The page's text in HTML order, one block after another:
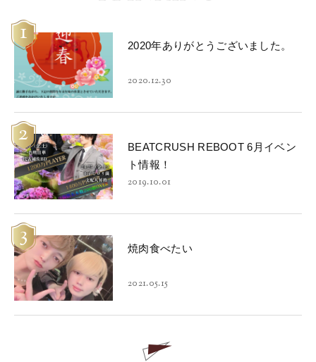
1 2020年ありがとうございました。
2020.12.30
2
BEATCRUSH REBOOT 6月イベン
ト情報！
2019.10.01
3 焼肉食べたい
2021.05.15